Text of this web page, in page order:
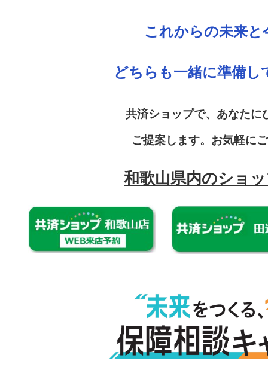
これからの未来と
どちらも一緒に準備し
共済ショップで、あなたに
ご提案します。お気軽に
和歌山県内のショ